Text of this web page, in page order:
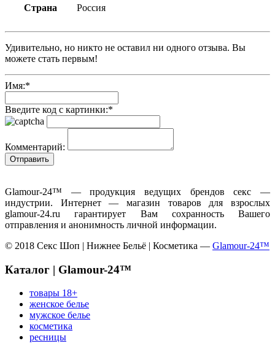
Страна
Россия
Удивительно, но никто не оставил ни одного отзыва. Вы
можете стать первым!
Имя:*
Введите код с картинки:*
Комментарий:
Glamour-24™ — продукция ведущих брендов секс —
индустрии. Интернет — магазин товаров для взрослых
glamour-24.ru гарантирует Вам сохранность Вашего
отправления и анонимность личной информации.
© 2018 Секс Шоп | Нижнее Бельё | Косметика — Glamour-24™
Каталог | Glamour-24™
товары 18+
женское белье
мужское белье
косметика
ресницы